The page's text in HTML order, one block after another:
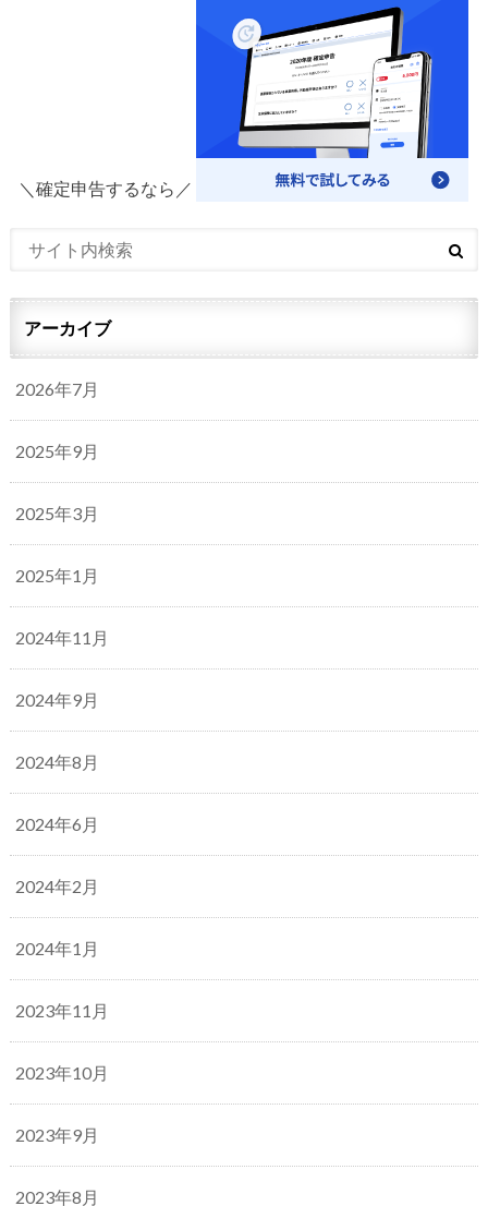
＼確定申告するなら／
アーカイブ
2026年7月
2025年9月
2025年3月
2025年1月
2024年11月
2024年9月
2024年8月
2024年6月
2024年2月
2024年1月
2023年11月
2023年10月
2023年9月
2023年8月